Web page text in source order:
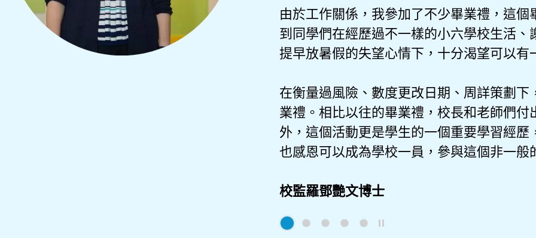
由於工作關係，我參加了不少畢業禮，這
到同學們在經歷過不一樣的小六學校生活
提早放暑假的失望心情下，十分渴望可以
在衡量過風險、數度更改日期、周詳策劃
業禮。相比以往的畢業禮，校長和老師們
外，這個活動更是學生的一個重要學習經
也感恩可以成為學校一員，參與這個非一般
校監羅鄧艷文博士